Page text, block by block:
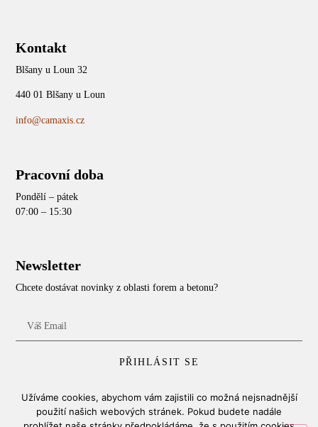
Kontakt
Blšany u Loun 32
440 01 Blšany u Loun
info@camaxis.cz
Pracovní doba
Pondělí – pátek
07:00 – 15:30
Newsletter
Chcete dostávat novinky z oblasti forem a betonu?
PŘIHLÁSIT SE
Copyright © 2025, Camaxis, s.r.o.
Užíváme cookies, abychom vám zajistili co možná nejsnadnější
použití našich webových stránek. Pokud budete nadále